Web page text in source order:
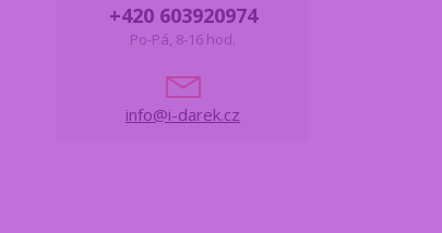
+420 603920974
Po-Pá, 8-16 hod.
info@i-darek.cz